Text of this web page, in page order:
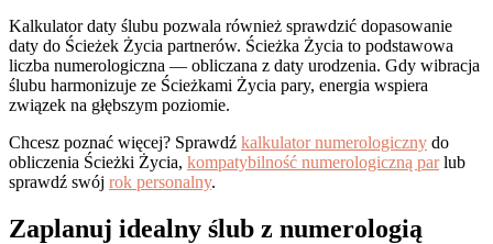
Kalkulator daty ślubu pozwala również sprawdzić dopasowanie
daty do Ścieżek Życia partnerów. Ścieżka Życia to podstawowa
liczba numerologiczna — obliczana z daty urodzenia. Gdy wibracja
ślubu harmonizuje ze Ścieżkami Życia pary, energia wspiera
związek na głębszym poziomie.
Chcesz poznać więcej? Sprawdź kalkulator numerologiczny do
obliczenia Ścieżki Życia, kompatybilność numerologiczną par lub
sprawdź swój rok personalny.
Zaplanuj idealny ślub z numerologią